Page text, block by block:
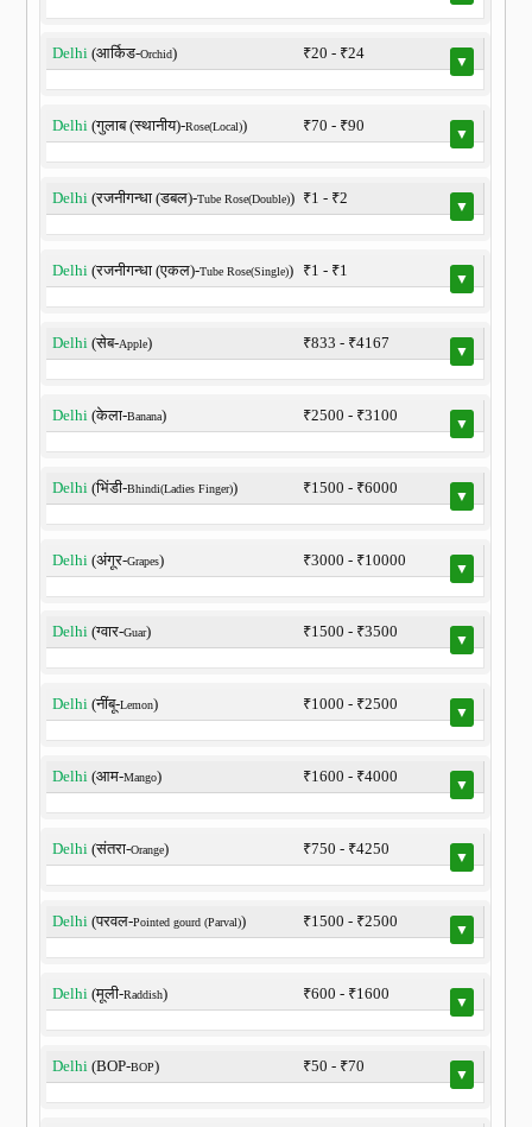
Delhi (आर्किड-Orchid) ₹20 - ₹24 ▼
Delhi (गुलाब (स्थानीय)-Rose(Local)) ₹70 - ₹90 ▼
Delhi (रजनीगन्धा (डबल)-Tube Rose(Double)) ₹1 - ₹2 ▼
Delhi (रजनीगन्धा (एकल)-Tube Rose(Single)) ₹1 - ₹1 ▼
Delhi (सेब-Apple) ₹833 - ₹4167 ▼
Delhi (केला-Banana) ₹2500 - ₹3100 ▼
Delhi (भिंडी-Bhindi(Ladies Finger)) ₹1500 - ₹6000 ▼
Delhi (अंगूर-Grapes) ₹3000 - ₹10000 ▼
Delhi (ग्वार-Guar) ₹1500 - ₹3500 ▼
Delhi (नींबू-Lemon) ₹1000 - ₹2500 ▼
Delhi (आम-Mango) ₹1600 - ₹4000 ▼
Delhi (संतरा-Orange) ₹750 - ₹4250 ▼
Delhi (परवल-Pointed gourd (Parval)) ₹1500 - ₹2500 ▼
Delhi (मूली-Raddish) ₹600 - ₹1600 ▼
Delhi (BOP-BOP) ₹50 - ₹70 ▼